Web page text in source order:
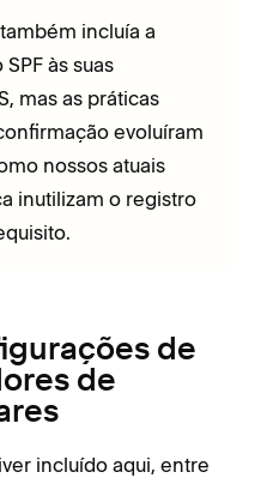
incluía a
às suas
mas as práticas
evoluíram
nossos atuais
inutilizam o registro
de
de
incluído aqui, entre